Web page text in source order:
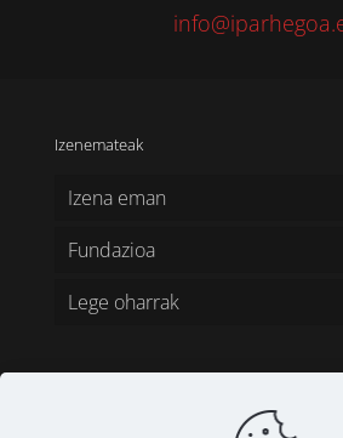
Izenemateak
Izena eman
Fundazioa
Lege oharrak